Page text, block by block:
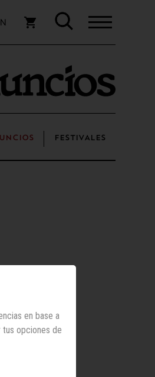
FESTIVALES
en base a
tus opciones de